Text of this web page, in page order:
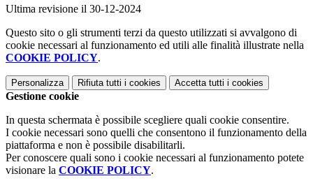
Ultima revisione il 30-12-2024
Questo sito o gli strumenti terzi da questo utilizzati si avvalgono di
cookie necessari al funzionamento ed utili alle finalità illustrate nella
COOKIE POLICY.
Personalizza Rifiuta tutti i cookies Accetta tutti i cookies
Gestione cookie
In questa schermata è possibile scegliere quali cookie consentire.
I cookie necessari sono quelli che consentono il funzionamento della
piattaforma e non è possibile disabilitarli.
Per conoscere quali sono i cookie necessari al funzionamento potete
visionare la COOKIE POLICY.